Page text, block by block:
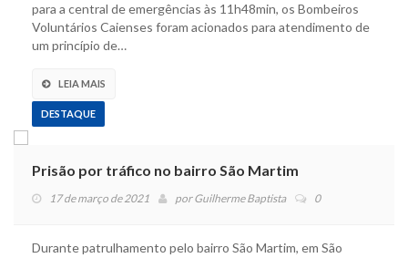
para a central de emergências às 11h48min, os Bombeiros
Voluntários Caienses foram acionados para atendimento de
um princípio de…
LEIA MAIS
DESTAQUE
Prisão por tráfico no bairro São Martim
17 de março de 2021 porGuilherme Baptista 0
Durante patrulhamento pelo bairro São Martim, em São